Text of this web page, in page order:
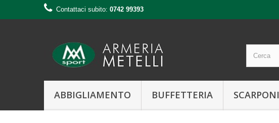
Contattaci subito: 0742 99393
ABBIGLIAMENTO BUFFETTERIA SCARPONI